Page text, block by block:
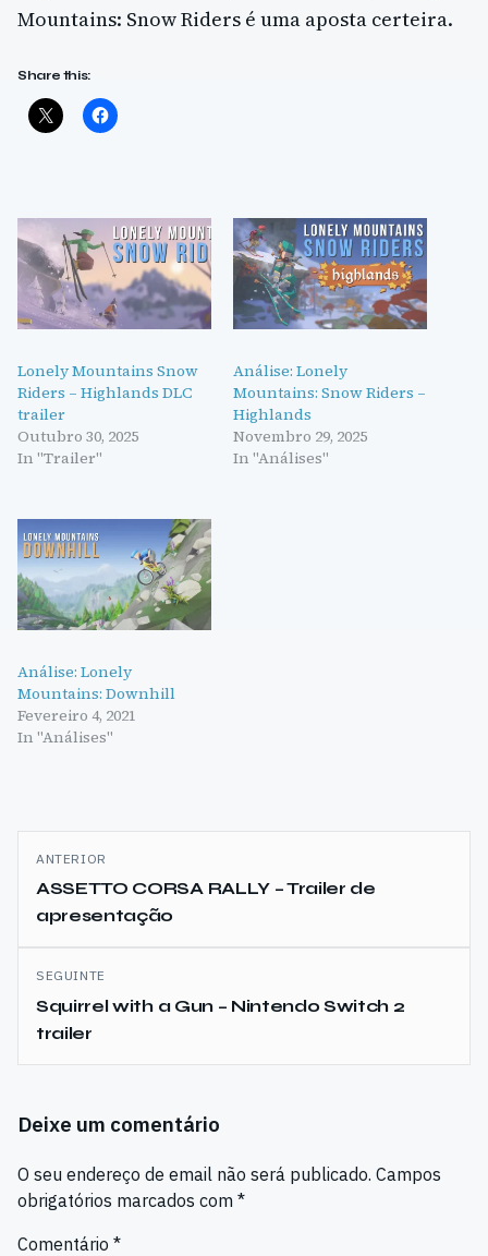
Mountains: Snow Riders é uma aposta certeira.
Share this:
Lonely Mountains Snow
Riders – Highlands DLC
trailer
Outubro 30, 2025
In "Trailer"
Análise: Lonely
Mountains: Snow Riders –
Highlands
Novembro 29, 2025
In "Análises"
Análise: Lonely
Mountains: Downhill
Fevereiro 4, 2021
In "Análises"
Navegação
de
artigos
ANTERIOR
ASSETTO CORSA RALLY – Trailer de
apresentação
SEGUINTE
Squirrel with a Gun – Nintendo Switch 2
trailer
Deixe um comentário
O seu endereço de email não será publicado. Campos
obrigatórios marcados com *
Comentário *